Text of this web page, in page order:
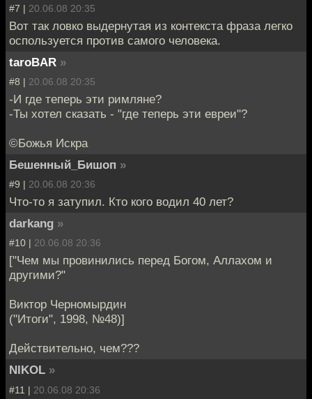
#7 | 20.06.08 20:35
Вот так ловко выдернутая из контекста фраза легко
оспользуется против самого человека.
taroBAR »
#8 | 20.06.08 20:35
-И где теперь эти римляне?
-Ты хотел сказать - "где теперь эти евреи"?
©Божья Искра
Бешенный_Бишоп »
#9 | 20.06.08 20:36
Что-то я затупил. Кто кого водил 40 лет?
darkang »
#10 | 20.06.08 20:36
["Чем мы провинились перед Богом, Аллахом и
другими?"
Виктор Черномырдин
("Итоги", 1998, №48)]
Действительно, чем???
NIKOL »
#11 | 20.06.08 20:36